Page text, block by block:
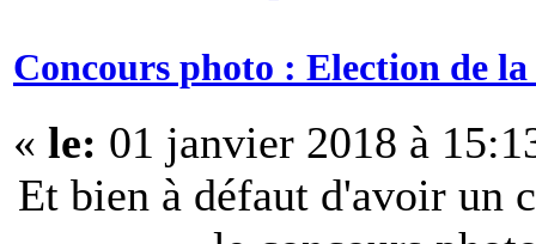
Concours photo : Election de
« le: 01 janvier 2018 à
Et bien à défaut d'avoir un